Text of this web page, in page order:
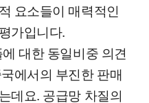
요소들이 매력적인
가입니다.
대한 동일비중 의견
에서의 부진한 판매
데요. 공급망 차질의